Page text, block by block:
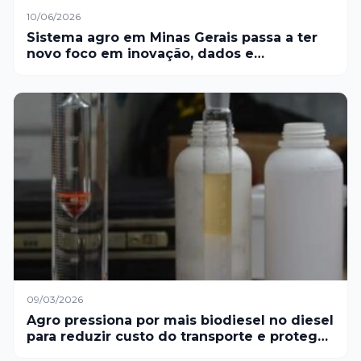
10/06/2026
Sistema agro em Minas Gerais passa a ter
novo foco em inovação, dados e
09/03/2026
Agro pressiona por mais biodiesel no diesel
para reduzir custo do transporte e proteger